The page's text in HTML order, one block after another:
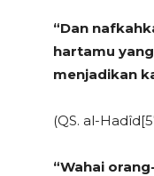
“Dan
hartamu
menjadikan
(QS. al-
“Wahai